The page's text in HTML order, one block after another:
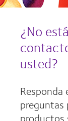
¿No
usted?
preguntas
productos